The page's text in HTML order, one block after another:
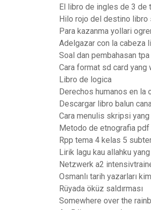
El libro de ingles de 3 de
Hilo rojo del destino libro
Para kazanma yollari
Adelgazar con la cabeza
Soal dan pembahasan
Cara format sd card
Libro de logica
Derechos humanos en la
Descargar libro balun
Cara menulis skripsi
Metodo de etnografia pdf
Rpp tema 4 kelas 5
Lirik lagu kau allahku
Netzwerk a2
Osmanlı tarih yazarları
Rüyada öküz saldırması
Somewhere over the